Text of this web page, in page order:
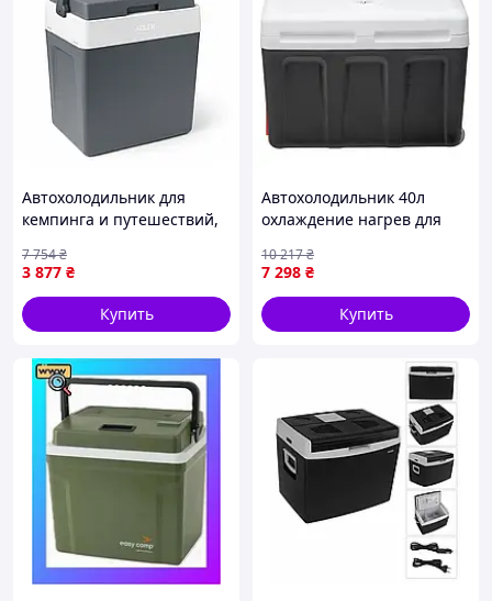
Автохолодильник для
кемпинга и путешествий,
авто Мини холодильник
авто BO-50
3 877 ₴
7 754₴
Купить
Автохолодильник 40л
охлаждение нагрев для
Adler FK-9931
7 298 ₴
10 217₴
Купить